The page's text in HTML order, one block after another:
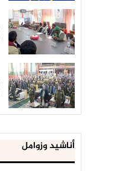
أناشيد وزوامل